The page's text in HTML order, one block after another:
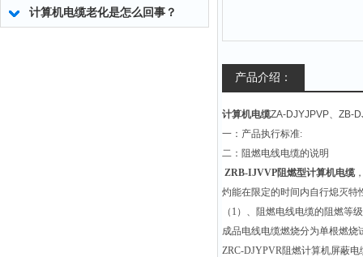
计算机电缆老化是怎么回事？
产品介绍：
计算机电缆ZA-DJYJPVP、ZB-
一：产品执行标准:
二：阻燃电线电缆的说明
ZRB-IJVVP阻燃型计算机电缆
灼能在限定的时间内自行熄灭特
（1）、阻燃电线电缆的阻燃等级
成品电线电缆燃烧分为单根燃烧
ZRC-DJYPVR阻燃计算机屏蔽电